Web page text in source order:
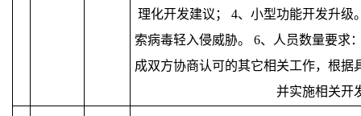
理化开发建议； 4、小型功能开发升级
索病毒轻入侵威胁。 6、人员数量要求
成双方协商认可的其它相关工作，根据
并实施相关开